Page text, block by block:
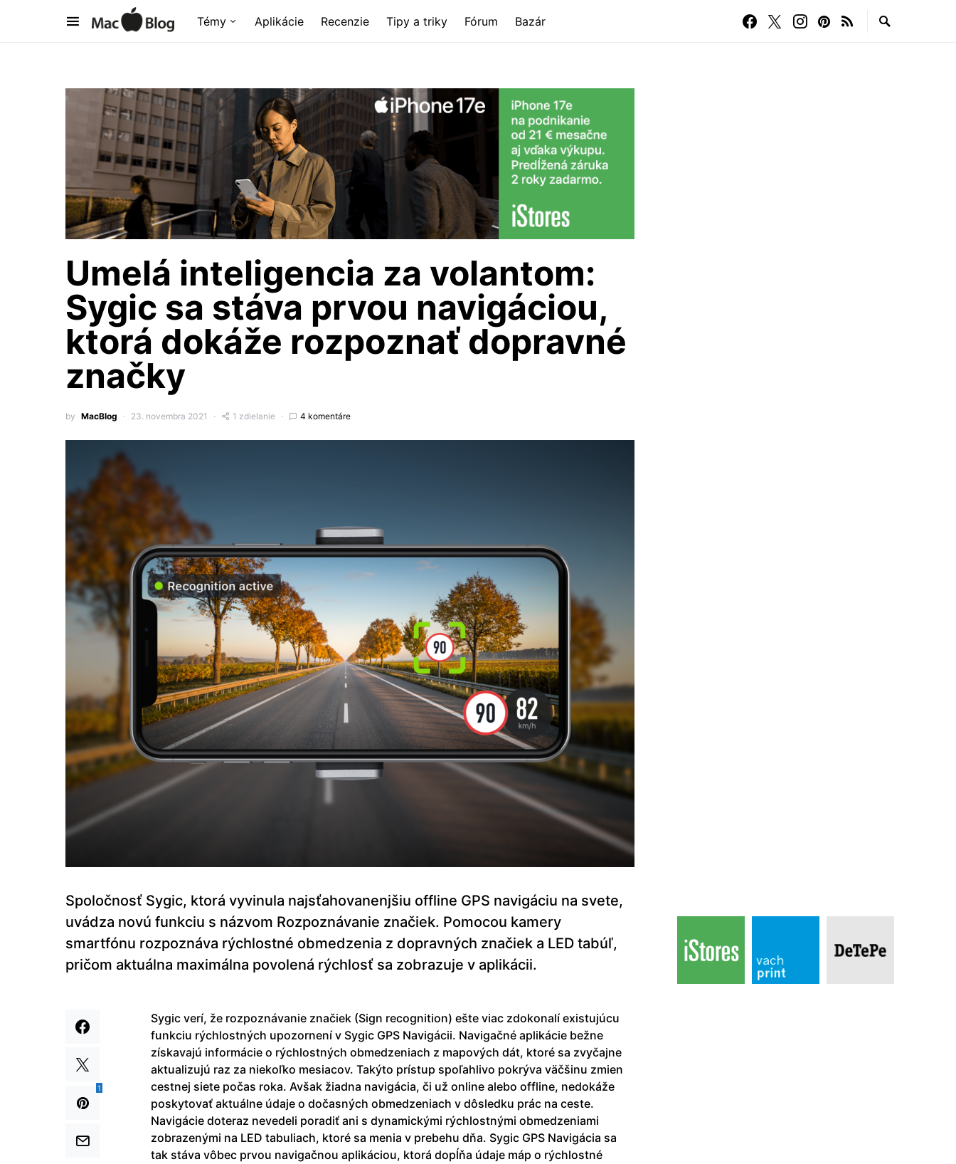
Témy Aplikácie Recenzie Tipy a triky Fórum Bazár
Umelá inteligencia za volantom:
Sygic sa stáva prvou navigáciou,
ktorá dokáže rozpoznať dopravné
značky
by MacBlog 23. novembra 2021 1 zdielanie 4 komentáre
Spoločnosť Sygic, ktorá vyvinula najsťahovanenjšiu offline GPS navigáciu na svete,
uvádza novú funkciu s názvom Rozpoznávanie značiek. Pomocou kamery
smartfónu rozpoznáva rýchlostné obmedzenia z dopravných značiek a LED tabúľ,
pričom aktuálna maximálna povolená rýchlosť sa zobrazuje v aplikácii.
1
Sygic verí, že rozpoznávanie značiek (Sign recognition) ešte viac zdokonalí existujúcu
funkciu rýchlostných upozornení v Sygic GPS Navigácii. Navigačné aplikácie bežne
získavajú informácie o rýchlostných obmedzeniach z mapových dát, ktoré sa zvyčajne
aktualizujú raz za niekoľko mesiacov. Takýto prístup spoľahlivo pokrýva väčšinu zmien
cestnej siete počas roka. Avšak žiadna navigácia, či už online alebo offline, nedokáže
poskytovať aktuálne údaje o dočasných obmedzeniach v dôsledku prác na ceste.
Navigácie doteraz nevedeli poradiť ani s dynamickými rýchlostnými obmedzeniami
zobrazenými na LED tabuliach, ktoré sa menia v prebehu dňa. Sygic GPS Navigácia sa
tak stáva vôbec prvou navigačnou aplikáciou, ktorá dopĺňa údaje máp o rýchlostné